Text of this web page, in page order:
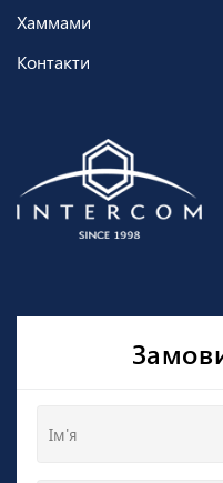
Хаммами
Контакти
Ім'я